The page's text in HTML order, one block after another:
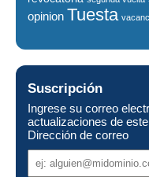
opinion Tuesta
Suscripción
Ingrese su correo
actualizaciones de
Dirección de correo
Dirección
de